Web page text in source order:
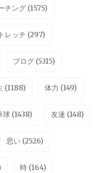
チング (1575)
レッチ (297)
ブログ (5315)
(1188) 体力 (149)
球 (1438) 友達 (148)
思い (2526)
時 (164)